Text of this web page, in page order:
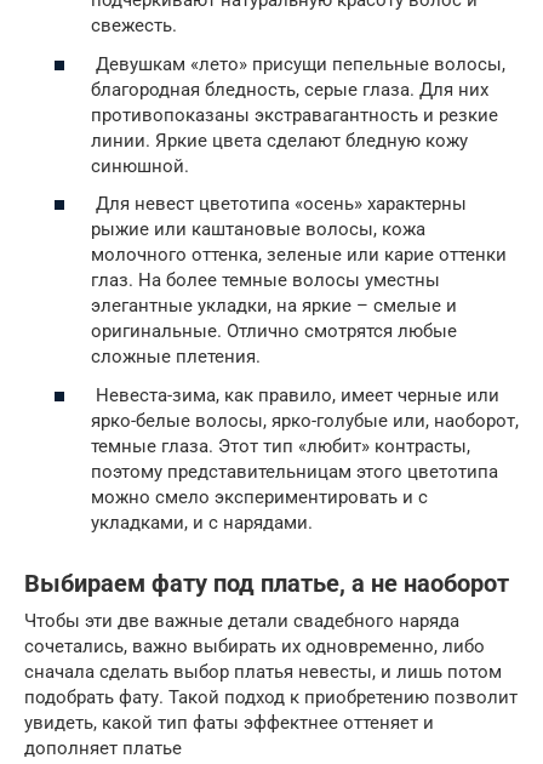
свежесть.
Девушкам «лето» присущи пепельные волосы,
благородная бледность, серые глаза. Для них
противопоказаны экстравагантность и резкие
линии. Яркие цвета сделают бледную кожу
синюшной.
Для невест цветотипа «осень» характерны
рыжие или каштановые волосы, кожа
молочного оттенка, зеленые или карие оттенки
глаз. На более темные волосы уместны
элегантные укладки, на яркие – смелые и
оригинальные. Отлично смотрятся любые
сложные плетения.
Невеста-зима, как правило, имеет черные или
ярко-белые волосы, ярко-голубые или, наоборот,
темные глаза. Этот тип «любит» контрасты,
поэтому представительницам этого цветотипа
можно смело экспериментировать и с
укладками, и с нарядами.
Выбираем фату под платье, а не наоборот
Чтобы эти две важные детали свадебного наряда
сочетались, важно выбирать их одновременно, либо
сначала сделать выбор платья невесты, и лишь потом
подобрать фату. Такой подход к приобретению позволит
увидеть, какой тип фаты эффектнее оттеняет и
дополняет платье